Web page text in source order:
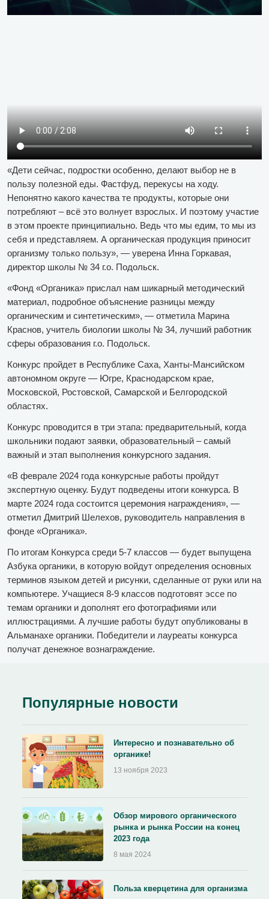
«Дети сейчас, подростки особенно, делают выбор не в
пользу полезной еды. Фастфуд, перекусы на ходу.
Непонятно какого качества те продукты, которые они
потребляют – всё это волнует взрослых. И поэтому участие
в этом проекте принципиально. Ведь что мы едим, то мы из
себя и представляем. А органическая продукция приносит
организму только пользу», — уверена Инна Горкавая,
директор школы № 34 г.о. Подольск.
«Фонд «Органика» прислал нам шикарный методический
материал, подробное объяснение разницы между
органическим и синтетическим», — отметила Марина
Краснов, учитель биологии школы № 34, лучший работник
сферы образования г.о. Подольск.
Конкурс пройдет в Республике Саха, Ханты-Мансийском
автономном округе — Югре, Краснодарском крае,
Московской, Ростовской, Самарской и Белгородской
областях.
Конкурс проводится в три этапа: предварительный, когда
школьники подают заявки, образовательный – самый
важный и этап выполнения конкурсного задания.
«В феврале 2024 года конкурсные работы пройдут
экспертную оценку. Будут подведены итоги конкурса. В
марте 2024 года состоится церемония награждения», —
отметил Дмитрий Шелехов, руководитель направления в
фонде «Органика».
По итогам Конкурса среди 5-7 классов — будет выпущена
Азбука органики, в которую войдут определения основных
терминов языком детей и рисунки, сделанные от руки или на
компьютере. Учащиеся 8-9 классов подготовят эссе по
темам органики и дополнят его фотографиями или
иллюстрациями. А лучшие работы будут опубликованы в
Альманахе органики. Победители и лауреаты конкурса
получат денежное вознаграждение.
Популярные новости
Интересно и познавательно об
органике!
13 ноября 2023
Обзор мирового органического
рынка и рынка России на конец
2023 года
8 мая 2024
Польза кверцетина для организма